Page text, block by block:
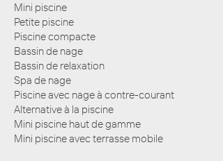
Mini piscine
Petite piscine
Piscine compacte
Bassin de nage
Bassin de relaxation
Spa de nage
Piscine avec nage à contre-courant
Alternative à la piscine
Mini piscine haut de gamme
Mini piscine avec terrasse mobile